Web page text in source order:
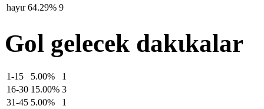
hayιr 64.29% 9
Gol gelecek dakιkalar
1-15 5.00%
1
16-30 15.00% 3
31-45 5.00%
1